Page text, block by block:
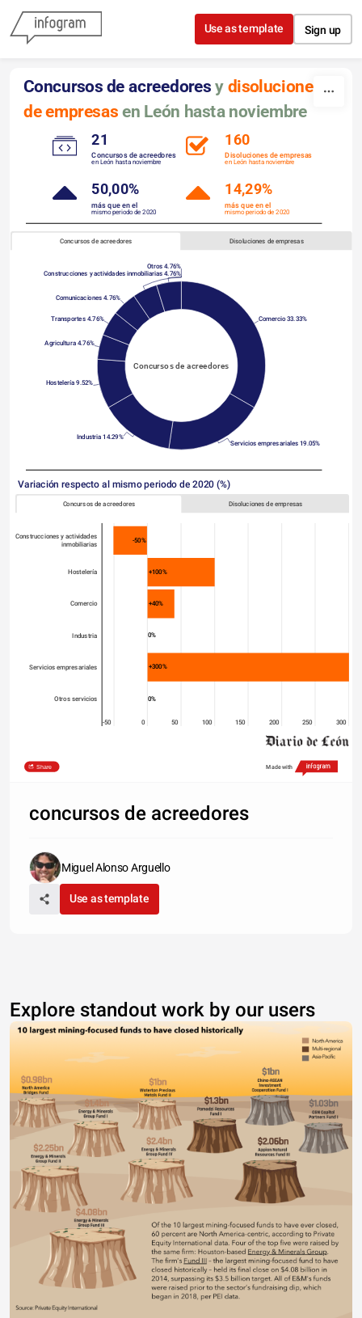
Skip to content
Use as template Sign up
Concursos de acreedores y disoluciones
de empresas en León hasta noviembre
21
Concursos de acreedores
en León hasta noviembre
50,00%
más que en el
mismo periodo de 2020
160
Disoluciones de empresas
en León hasta noviembre
14,29%
más que en el
mismo periodo de 2020
Concursos de acreedores Disoluciones de empresas
Concursos de acreedores
Comercio 33.33%
Servicios empresariales 19.05%
Industria 14.29%
Hostelería 9.52%
Agricultura 4.76%
Transportes 4.76%
Comunicaciones 4.76%
Construcciones y actividades inmobiliarias 4.76%
Otros 4.76%
Variación respecto al mismo periodo de 2020 (%)
Concursos de acreedores Disoluciones de empresas
Construcciones y actividades
inmobiliarias
Hostelería
Comercio
Industria
Servicios empresariales
Otros servicios
-50 0 50 100 150 200 250 300
-50%
+100%
+40%
0%
+300%
0%
Share Made with
concursos de acreedores
Miguel Alonso Arguello
Use as template
Explore standout work by our users